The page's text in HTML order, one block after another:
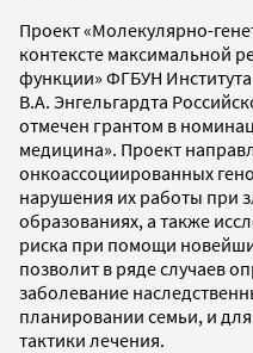
Проект «Молекулярно-
контексте максимальной
функции» ФГБУН
В.А. Энгельгардта
отмечен грантом в
медицина». Проект
онкоассоциированных
нарушения их работы при
образованиях, а также
риска при помощи
позволит в ряде случаев
заболевание
планировании семьи, и
тактики лечения.